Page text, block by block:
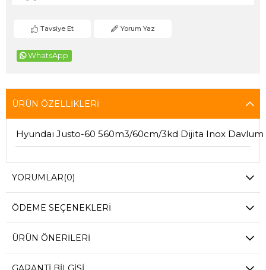
Tavsiye Et Yorum Yaz
WhatsApp
ÜRÜN ÖZELLIKLERI
Hyundaı Justo-60 560m3/60cm/3kd Dijita Inox Davlum
YORUMLAR(0)
ÖDEME SEÇENEKLERI
ÜRÜN ÖNERILERI